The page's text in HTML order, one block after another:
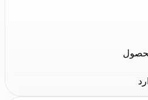
بین‌المللی ارائه می‌شود
نیز نسبت به کیفیت و دقت این